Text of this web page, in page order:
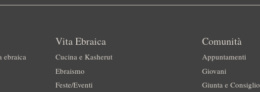
ebraica
Vita Ebraica
Cucina e Kasherut
Ebraismo
Feste/Eventi
Comunità
Appuntamenti
Giovani
Giunta e Consiglio